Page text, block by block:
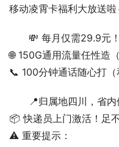
移动凌霄卡福利大放送啦
💸 每月仅需29.9元！
🌐 150G通用流量任性造
📞 100分钟通话随心打
📍归属地四川，省
📦 快递员上门激活！足
⚠️ 重要提示：